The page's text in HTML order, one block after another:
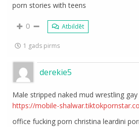
porn stories with teens
0 Atbildēt
1 gads pirms
derekie5
Male stripped naked mud wrestling
https://mobile-
office fucking porn christina leardini